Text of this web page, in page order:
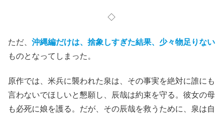
◇
ただ、 沖縄編だけは、捨象しすぎた結果、少々物足りない
ものとなってしまった。
原作では、米兵に襲われた泉は、その事実を絶対に誰にも
言わないでほしいと懇願し、辰哉は約束を守る。彼女の母
も必死に娘を護る。だが、その辰哉を救うために、泉は自